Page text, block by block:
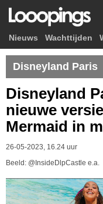
Nieuws Wachttijden
Disneyland Paris
Disneyland
nieuwe
Mermaid in
26-05-2023, 16.24 uur
Beeld: @InsideDlpCastle e.a.